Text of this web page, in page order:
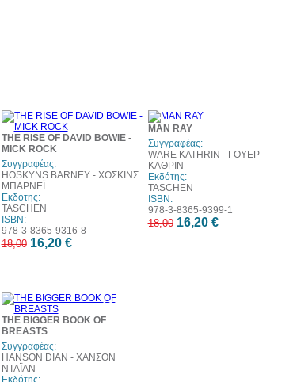
10%
THE RISE OF DAVID BOWIE -
MICK ROCK
Συγγραφέας:
HOSKYNS BARNEY - ΧΟΣΚΙΝΣ
ΜΠΑΡΝΕΪ
Εκδότης:
TASCHEN
ISBN:
978-3-8365-9316-8
18,00 16,20 €
MAN RAY
Συγγραφέας:
WARE KATHRIN - ΓΟΥΕΡ
ΚΑΘΡΙΝ
Εκδότης:
TASCHEN
ISBN:
978-3-8365-9399-1
18,00 16,20 €
10%
THE BIGGER BOOK OF
BREASTS
Συγγραφέας:
HANSON DIAN - ΧΑΝΣΟΝ
ΝΤΑΪΑΝ
Εκδότης: